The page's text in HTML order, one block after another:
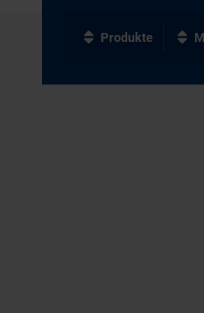
Produkte